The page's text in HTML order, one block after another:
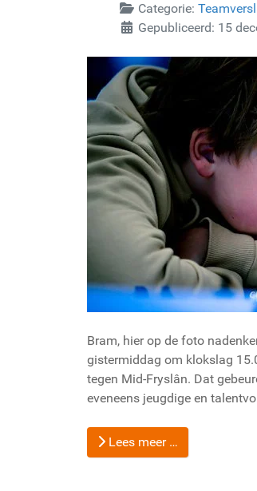
Categorie:
Gepubliceerd: 15
Bram, hier op de foto
gistermiddag om klokslag
tegen Mid-Fryslân. Dat
eveneens jeugdige en
Lees meer …